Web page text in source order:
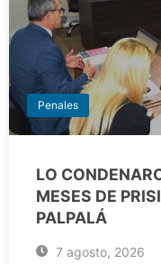
Penales
LO
MESES DE
PALPALÁ
7 agosto, 2026